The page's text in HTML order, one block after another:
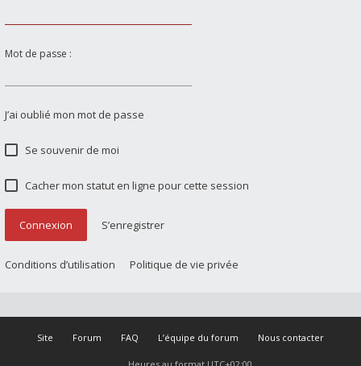
Mot de passe :
J’ai oublié mon mot de passe
Se souvenir de moi
Cacher mon statut en ligne pour cette session
Connexion S’enregistrer
Conditions d’utilisation Politique de vie privée
Site Forum FAQ L’équipe du forum Nous contacter